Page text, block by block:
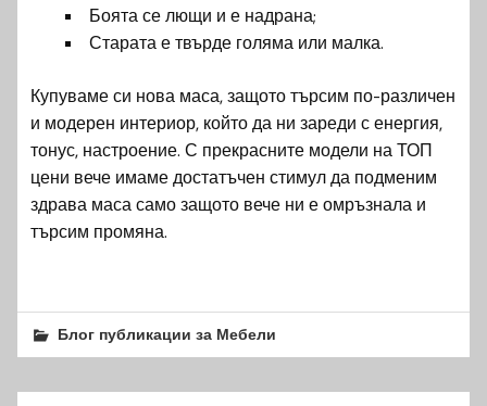
Боята се лющи и е надрана;
Старата е твърде голяма или малка.
Купуваме си нова маса, защото търсим по-различен
и модерен интериор, който да ни зареди с енергия,
тонус, настроение. С прекрасните модели на ТОП
цени вече имаме достатъчен стимул да подменим
здрава маса само защото вече ни е омръзнала и
търсим промяна.
Блог публикации за Мебели